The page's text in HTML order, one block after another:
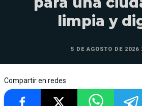
limpia y
5 DE AGOSTO DE 2026
Compartir en redes